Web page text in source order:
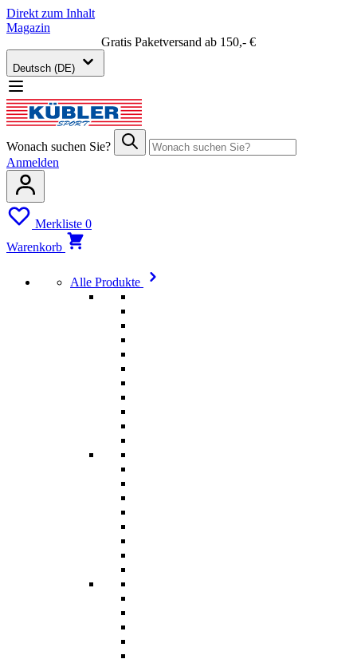
Direkt zum Inhalt
Magazin
Gratis Paketversand ab 150,- €
Deutsch (DE)
Wonach suchen Sie?
Anmelden
Merkliste 0
Warenkorb
Alle Produkte